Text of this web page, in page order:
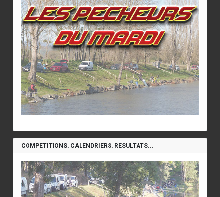
COMPETITIONS, CALENDRIERS, RESULTATS...